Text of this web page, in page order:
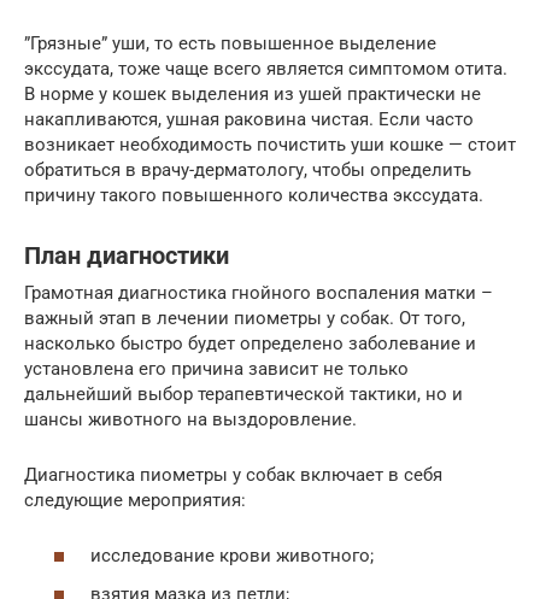
”Грязные” уши, то есть повышенное выделение
экссудата, тоже чаще всего является симптомом отита.
В норме у кошек выделения из ушей практически не
накапливаются, ушная раковина чистая. Если часто
возникает необходимость почистить уши кошке — стоит
обратиться в врачу-дерматологу, чтобы определить
причину такого повышенного количества экссудата.
План диагностики
Грамотная диагностика гнойного воспаления матки –
важный этап в лечении пиометры у собак. От того,
насколько быстро будет определено заболевание и
установлена его причина зависит не только
дальнейший выбор терапевтической тактики, но и
шансы животного на выздоровление.
Диагностика пиометры у собак включает в себя
следующие мероприятия:
исследование крови животного;
взятия мазка из петли;